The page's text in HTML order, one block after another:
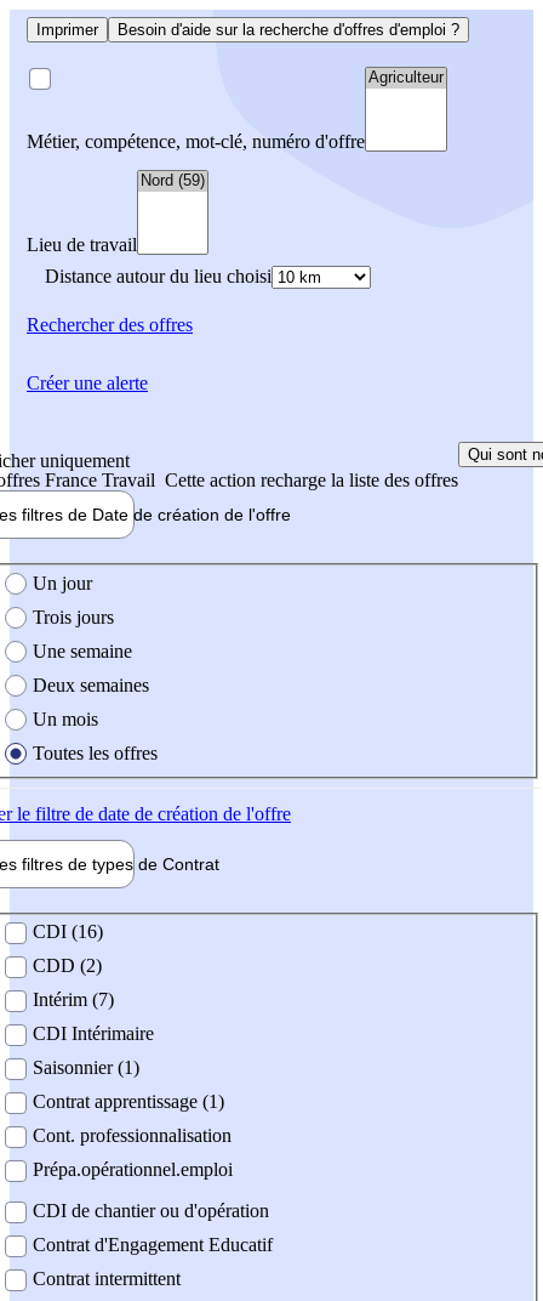
Imprimer Besoin d'aide sur la recherche d'offres d'emploi ?
Métier, compétence, mot-clé, numéro d'offre
Lieu de travail
Distance autour du lieu choisi
Rechercherdes offres
uniquement
France Travail Cette action recharge la liste des offres
Qui sont
filtres de Date de création de l'offre
création de l'offre
Un jour
Trois jours
Une semaine
Deux semaines
Un mois
Toutes les offres
le filtre de date de création de l'offre
filtres de types de Contrat
contrat
CDI (16)
CDD (2)
Intérim (7)
CDI Intérimaire
Saisonnier (1)
Contrat apprentissage (1)
Cont. professionnalisation
Prépa.opérationnel.emploi
CDI de chantier ou d'opération
Contrat d'Engagement Educatif
Contrat intermittent
Créer une alerte